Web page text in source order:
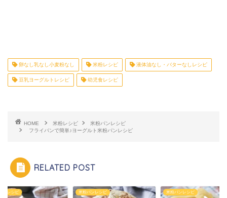
卵なし乳なし小麦粉なし 米粉レシピ 液体油なし・バターなしレシピ
豆乳ヨーグルトレシピ 幼児食レシピ
HOME 米粉レシピ
米粉パンレシピ
フライパンで簡単♪ヨーグルト米粉パンレシピ
RELATED POST
ンレシピ 米粉パンレシピ 米粉パンレシピ